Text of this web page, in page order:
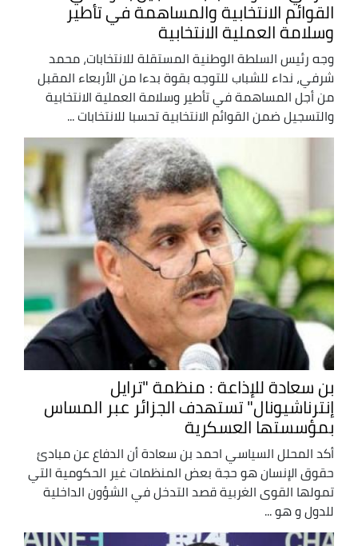
القوائم الانتخابية والمساهمة في تأطير
وسلامة العملية الانتخابية
وجه رئيس السلطة الوطنية المستقلة للانتخابات، محمد
شرفي، نداء للشباب للتوجه بقوة بدءا من الأربعاء المقبل
من أجل المساهمة في تأطير وسلامة العملية الانتخابية
والتسجيل ضمن القوائم الانتخابية تحسبا للانتخابات ...
بن سعادة للإذاعة : منظمة "ترايل
إنترناشيونال" تستهدف الجزائر عبر المساس
بمؤسستها العسكرية
أكد المحلل السياسي احمد بن سعادة أن الدفاع عن مبادئ
حقوق الإنسان هو حجة بعض المنظمات غير الحكومية التي
تمولها القوى الغربية قصد التدخل في الشؤون الداخلية
للدول و هو ...